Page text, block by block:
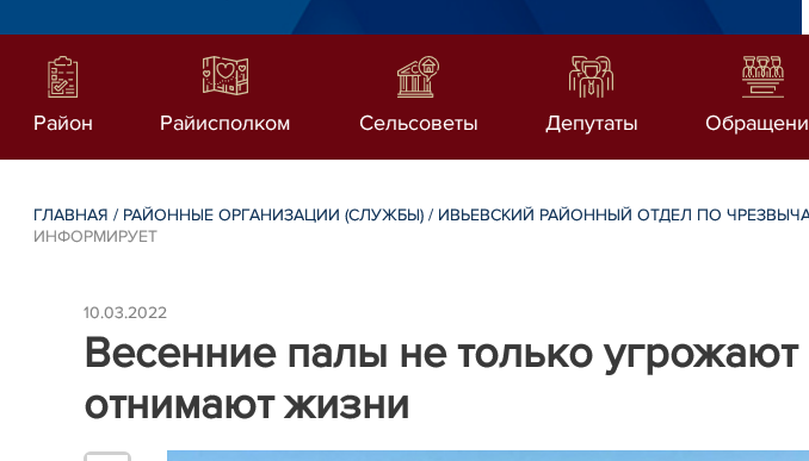
Район Райисполком Сельсоветы Депутаты
ГЛАВНАЯ / РАЙОННЫЕ ОРГАНИЗАЦИИ (СЛУЖБЫ) / ИВЬЕВСКИЙ РАЙОННЫЙ ОТДЕЛ ПО
ИНФОРМИРУЕТ
10.03.2022
Весенние палы не только
отнимают жизни